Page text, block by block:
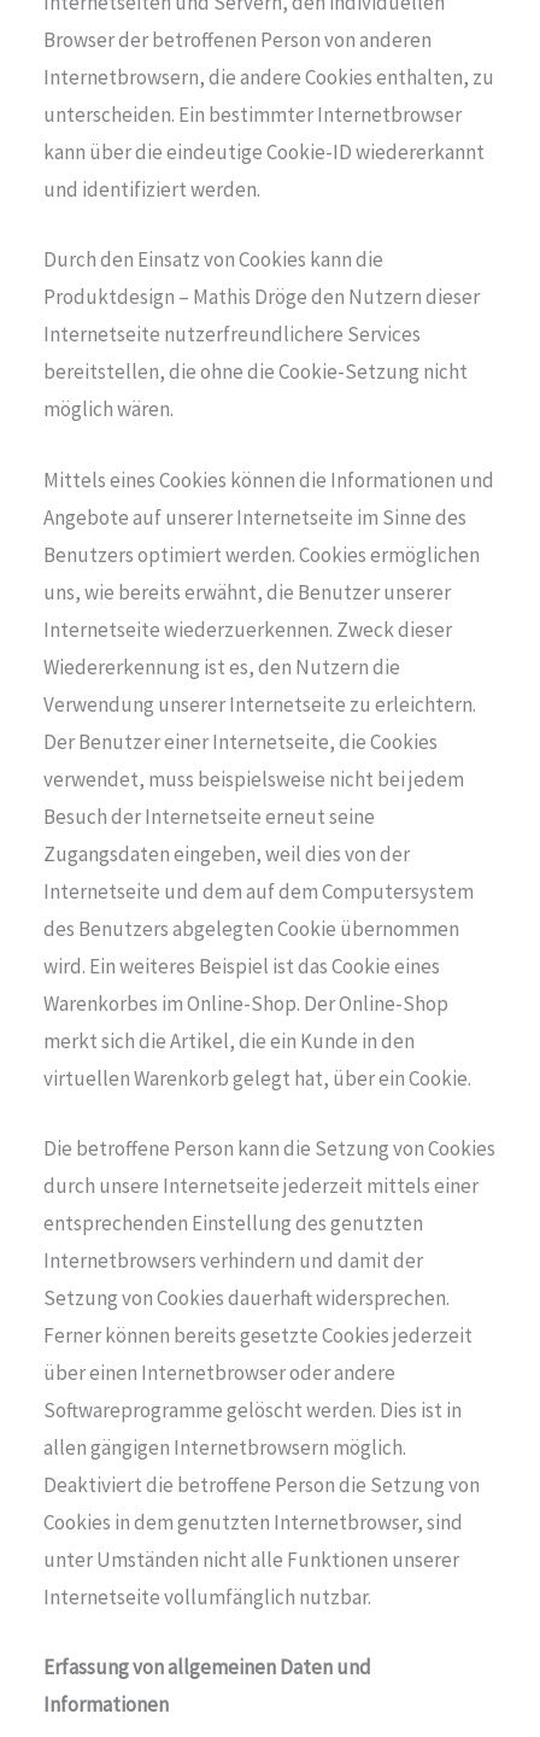
Browser der betroffenen Person von anderen
Internetbrowsern, die andere Cookies enthalten, zu
unterscheiden. Ein bestimmter Internetbrowser
kann über die eindeutige Cookie-ID wiedererkannt
und identifiziert werden.
Durch den Einsatz von Cookies kann die
Produktdesign – Mathis Dröge den Nutzern dieser
Internetseite nutzerfreundlichere Services
bereitstellen, die ohne die Cookie-Setzung nicht
möglich wären.
Mittels eines Cookies können die Informationen und
Angebote auf unserer Internetseite im Sinne des
Benutzers optimiert werden. Cookies ermöglichen
uns, wie bereits erwähnt, die Benutzer unserer
Internetseite wiederzuerkennen. Zweck dieser
Wiedererkennung ist es, den Nutzern die
Verwendung unserer Internetseite zu erleichtern.
Der Benutzer einer Internetseite, die Cookies
verwendet, muss beispielsweise nicht bei jedem
Besuch der Internetseite erneut seine
Zugangsdaten eingeben, weil dies von der
Internetseite und dem auf dem Computersystem
des Benutzers abgelegten Cookie übernommen
wird. Ein weiteres Beispiel ist das Cookie eines
Warenkorbes im Online-Shop. Der Online-Shop
merkt sich die Artikel, die ein Kunde in den
virtuellen Warenkorb gelegt hat, über ein Cookie.
Die betroffene Person kann die Setzung von Cookies
durch unsere Internetseite jederzeit mittels einer
entsprechenden Einstellung des genutzten
Internetbrowsers verhindern und damit der
Setzung von Cookies dauerhaft widersprechen.
Ferner können bereits gesetzte Cookies jederzeit
über einen Internetbrowser oder andere
Softwareprogramme gelöscht werden. Dies ist in
allen gängigen Internetbrowsern möglich.
Deaktiviert die betroffene Person die Setzung von
Cookies in dem genutzten Internetbrowser, sind
unter Umständen nicht alle Funktionen unserer
Internetseite vollumfänglich nutzbar.
Erfassung von allgemeinen Daten und
Informationen